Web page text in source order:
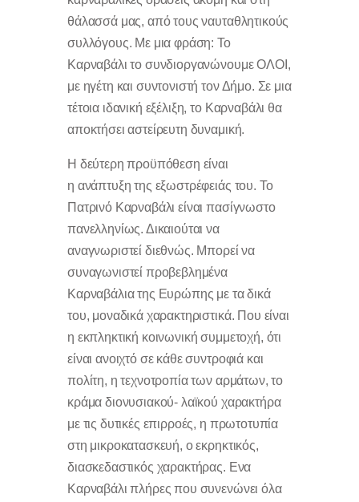
θάλασσά μας, από τους ναυταθλητικούς
συλλόγους. Με μια φράση: Το
Καρναβάλι το συνδιοργανώνουμε ΟΛΟΙ,
με ηγέτη και συντονιστή τον Δήμο. Σε μια
τέτοια ιδανική εξέλιξη, το Καρναβάλι θα
αποκτήσει αστείρευτη δυναμική.
Η δεύτερη προϋπόθεση είναι
η ανάπτυξη της εξωστρέφειάς του. Το
Πατρινό Καρναβάλι είναι πασίγνωστο
πανελληνίως. Δικαιούται να
αναγνωριστεί διεθνώς. Μπορεί να
συναγωνιστεί προβεβλημένα
Καρναβάλια της Ευρώπης με τα δικά
του, μοναδικά χαρακτηριστικά. Που είναι
η εκπληκτική κοινωνική συμμετοχή, ότι
είναι ανοιχτό σε κάθε συντροφιά και
πολίτη, η τεχνοτροπία των αρμάτων, το
κράμα διονυσιακού- λαϊκού χαρακτήρα
με τις δυτικές επιρροές, η πρωτοτυπία
στη μικροκατασκευή, ο εκρηκτικός,
διασκεδαστικός χαρακτήρας. Ενα
Καρναβάλι πλήρες που συνενώνει όλα